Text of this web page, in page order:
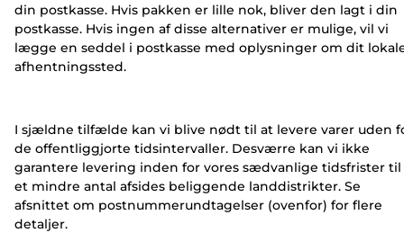
din postkasse. Hvis pakken er lille nok, bliver den lagt i din
postkasse. Hvis ingen af disse alternativer er mulige, vil vi
lægge en seddel i postkasse med oplysninger om dit
afhentningssted.
I sjældne tilfælde kan vi blive nødt til at levere varer uden
de offentliggjorte tidsintervaller. Desværre kan vi ikke
garantere levering inden for vores sædvanlige tidsfrister til
et mindre antal afsides beliggende landdistrikter. Se
afsnittet om postnummerundtagelser (ovenfor) for flere
detaljer.